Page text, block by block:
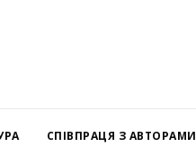
СПІВПРАЦЯ З АВТОРАМИ